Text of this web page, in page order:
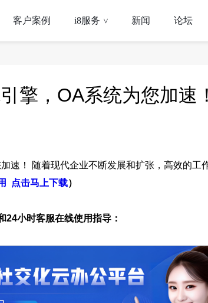
客户案例 i8服务 > 新闻 论坛
擎，OA系统为您加
速！ 随着现代企业不断发展和扩张，高效的工
点击马上下载）
24小时客服在线使用指导：